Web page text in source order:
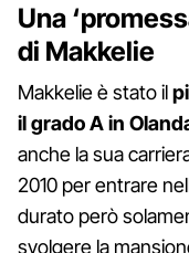
Una
di Makkelie
Makkelie è stato il
il grado A in
anche la sua
2010 per entrare
durato però
svolgere la